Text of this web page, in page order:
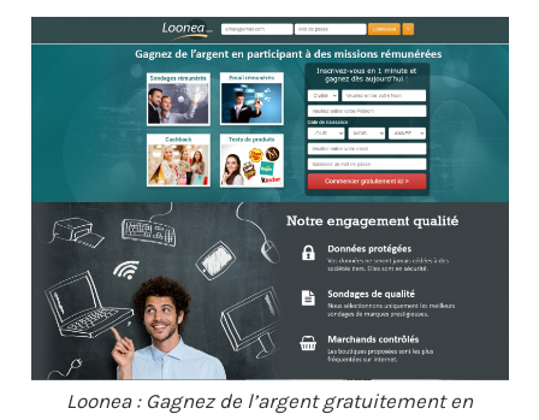
Loonea : Gagnez de l’argent gratuitement en